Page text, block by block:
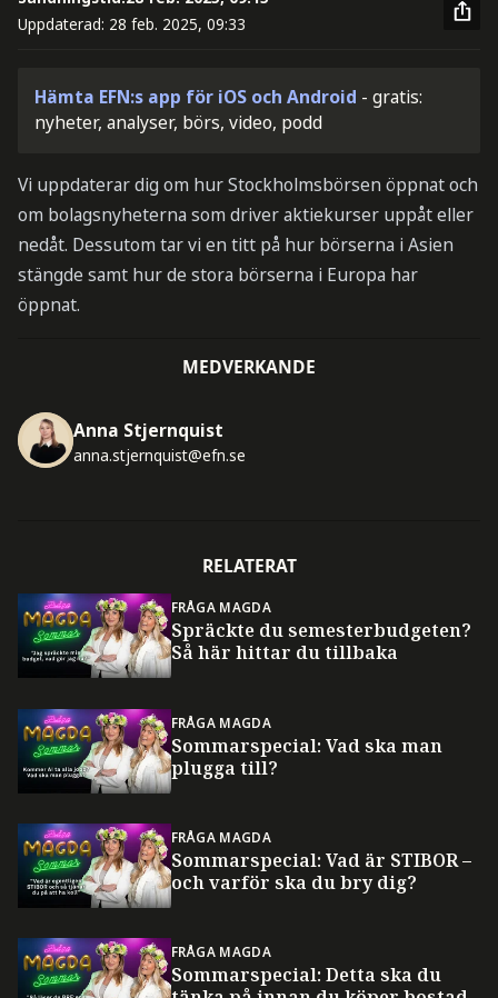
Uppdaterad: 28 feb. 2025, 09:33
Hämta EFN:s app för iOS och Android - gratis:
nyheter, analyser, börs, video, podd
Vi uppdaterar dig om hur Stockholmsbörsen öppnat och
om bolagsnyheterna som driver aktiekurser uppåt eller
nedåt. Dessutom tar vi en titt på hur börserna i Asien
stängde samt hur de stora börserna i Europa har
öppnat.
MEDVERKANDE
Anna Stjernquist
anna.stjernquist@efn.se
RELATERAT
FRÅGA MAGDA
Spräckte du semesterbudgeten?
Så här hittar du tillbaka
FRÅGA MAGDA
Sommarspecial: Vad ska man
plugga till?
FRÅGA MAGDA
Sommarspecial: Vad är STIBOR –
och varför ska du bry dig?
FRÅGA MAGDA
Sommarspecial: Detta ska du